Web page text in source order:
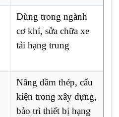
Dùng trong ngành
cơ khí, sửa chữa xe
tải hạng trung
Nâng dầm thép, cấu
kiện trong xây dựng,
bảo trì thiết bị hạng